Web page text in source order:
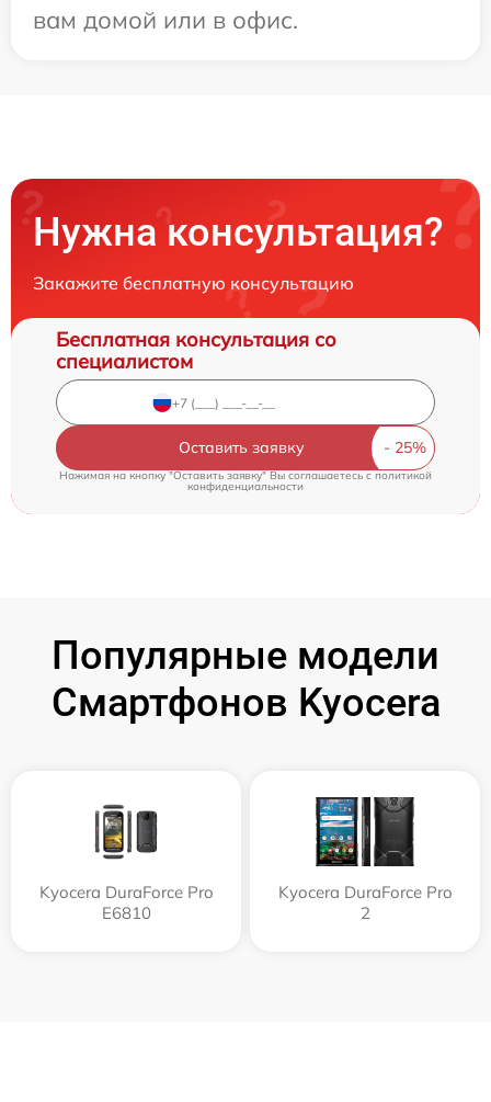
вам домой или в офис.
Нужна консультация?
Закажите бесплатную консультацию
Бесплатная консультация со
специалистом
Оставить заявку
Нажимая на кнопку "Оставить заявку" Вы соглашаетесь cполитикой
конфиденциальности
Популярные модели
Смартфонов Kyocera
Kyocera DuraForce Pro
E6810
Kyocera DuraForce Pro
2